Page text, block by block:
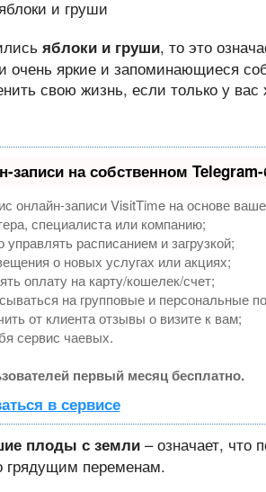
яблоки и груши, то это
очень яркие и запоминающиеся
свою жизнь, если только у
записи на собственном
онлайн-записи VisitTime на основе
специалиста или компанию;
расписанием и загрузкой;
о новых услугах или акциях;
оплату на карту/кошелек/счет;
на групповые и персональные
от клиента отзывы о визите к вам;
сервис чаевых.
первый месяц бесплатно.
в сервисе
плоды с земли– означает, что
грядущим переменам.